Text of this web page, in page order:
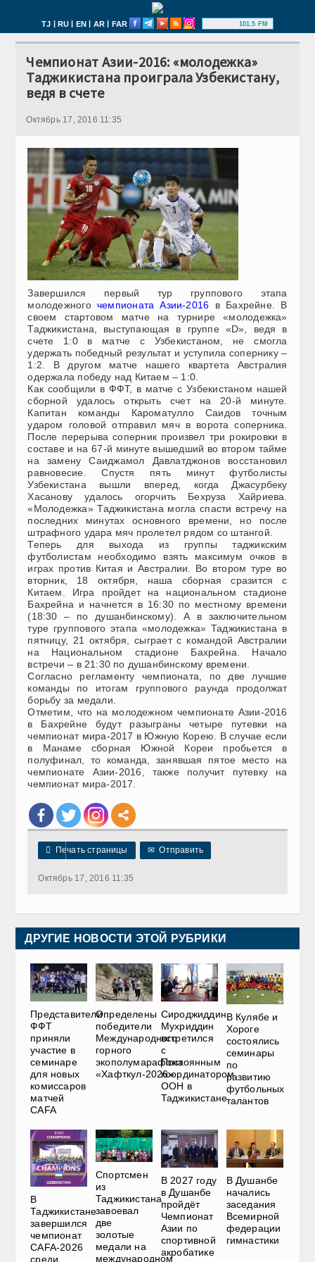
TJ | RU | EN | AR | FAR 101.5 FM
Чемпионат Азии-2016: «молодежка»
Таджикистана проиграла Узбекистану,
ведя в счете
Октябрь 17, 2016 11:35
Завершился первый тур группового этапа
молодежногочемпионата Азии-2016
в Бахрейне. В
своем стартовом матче на турнире «молодежка»
Таджикистана, выступающая в группе «D», ведя в
счете 1:0 в матче с Узбекистаном, не смогла
удержать победный результат и уступила сопернику –
1:2. В другом матче нашего квартета Австралия
одержала победу над Китаем – 1:0.
Как сообщили в ФФТ, в матче с Узбекистаном нашей
сборной удалось открыть счет на 20-й минуте.
Капитан команды Кароматулло Саидов точным
ударом головой отправил мяч в ворота соперника.
После перерыва соперник произвел три рокировки в
составе и на 67-й минуте вышедший во втором тайме
на замену Саиджамол Давлатджонов восстановил
равновесие. Спустя пять минут футболисты
Узбекистана вышли вперед, когда Джасурбеку
Хасанову удалось огорчить Бехруза Хайриева.
«Молодежка» Таджикистана могла спасти встречу на
последних минутах основного времени, но после
штрафного удара мяч пролетел рядом со штангой.
Теперь для выхода из группы таджикским
футболистам необходимо взять максимум очков в
играх против Китая и Австралии. Во втором туре во
вторник, 18 октября, наша сборная сразится с
Китаем. Игра пройдет на национальном стадионе
Бахрейна и начнется в 16:30 по местному времени
(18:30 – по душанбинскому). А в заключительном
туре группового этапа «молодежка» Таджикистана в
пятницу, 21 октября, сыграет с командой Австралии
на Национальном стадионе Бахрейна. Начало
встречи – в 21:30 по душанбинскому времени.
Согласно регламенту чемпионата, по две лучшие
команды по итогам группового раунда продолжат
борьбу за медали.
Отметим, что на молодежном чемпионате Азии-2016
в Бахрейне будут разыграны четыре путевки на
чемпионат мира-2017 в Южную Корею. В случае если
в Манаме сборная Южной Кореи пробьется в
полуфинал, то команда, занявшая пятое место на
чемпионате Азии-2016, также получит путевку на
чемпионат мира-2017.
 Печать страницы ✉ Отправить
Октябрь 17, 2016 11:35
ДРУГИЕ НОВОСТИ ЭТОЙ РУБРИКИ
Представители
ФФТ
приняли
участие в
семинаре
для новых
комиссаров
матчей
CAFA
Определены
победители
Международного
горного
экополумарафона
«Хафткул-2026»
Сироджиддин
Мухриддин
встретился
с
Постоянным
координатором
ООН в
Таджикистане
В Кулябе и
Хороге
состоялись
семинары
по
развитию
футбольных
талантов
В
Таджикистане
завершился
чемпионат
CAFA-2026
среди
Спортсмен
из
Таджикистана
завоевал
две
золотые
медали на
международном
В 2027 году
в Душанбе
пройдёт
Чемпионат
Азии по
спортивной
акробатике
В Душанбе
начались
заседания
Всемирной
федерации
гимнастики